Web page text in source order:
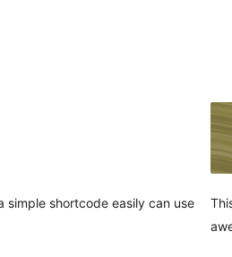
simple shortcode easily can use